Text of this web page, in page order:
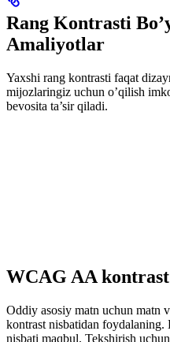
Rang Kontrasti
Amaliyotlar
Yaxshi rang kontrasti faqat
mijozlaringiz uchun o’qilish
bevosita ta’sir qiladi.
WCAG AA
Oddiy asosiy matn uchun matn
kontrast nisbatidan
nisbati maqbul. Tekshirish uchun